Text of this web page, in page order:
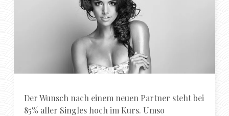
Der Wunsch nach einem neuen Partner steht bei
85% aller Singles hoch im Kurs. Umso